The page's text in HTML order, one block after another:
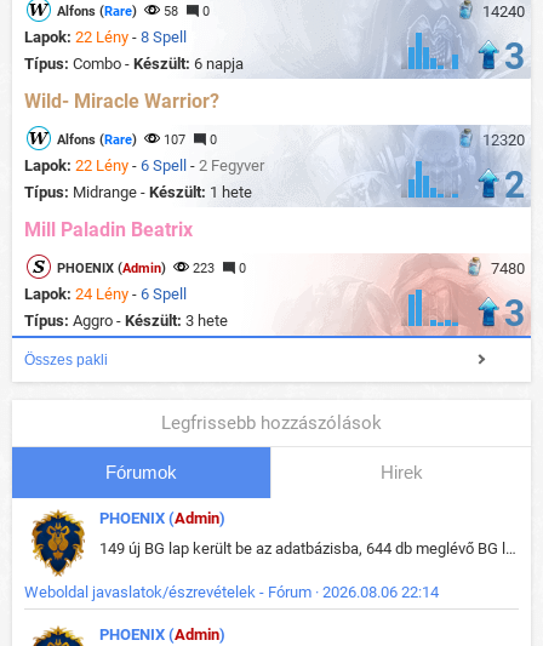
14240
Alfons (Rare) 58 0
Lapok: 22 Lény - 8 Spell
Típus: Combo - Készült: 6 napja 3
Wild- Miracle Warrior?
12320
Alfons (Rare) 107 0
Lapok: 22 Lény - 6 Spell - 2 Fegyver
Típus: Midrange - Készült: 1 hete 2
Mill Paladin Beatrix
7480
PHOENIX (Admin) 223 0
Lapok: 24 Lény - 6 Spell
Típus: Aggro - Készült: 3 hete 3
Összes pakli
Legfrissebb hozzászólások
Fórumok Hirek
PHOENIX (Admin)
149 új BG lap került be az adatbázisba, 644 db meglévő BG lap módosult, bekerültek az új képek a megváltozott lapokhoz is.
Weboldal javaslatok/észrevételek - Fórum · 2026.08.06 22:14
PHOENIX (Admin)